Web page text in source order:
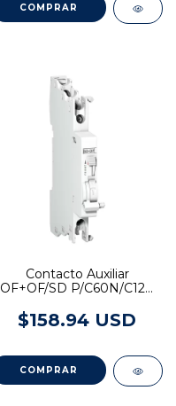
Contacto Auxiliar
OF+OF/SD P/C60N/C120
Electric
$158.94 USD